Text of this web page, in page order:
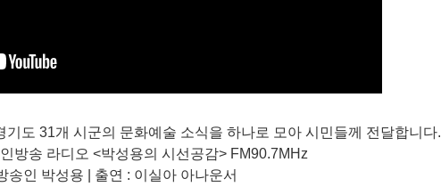
도 31개 시군의 문화예술 소식을 하나로 모아 시민들께 전달합니다.
방송 라디오 <박성용의 시선공감> FM90.7MHz
송인 박성용 | 출연 : 이실아 아나운서